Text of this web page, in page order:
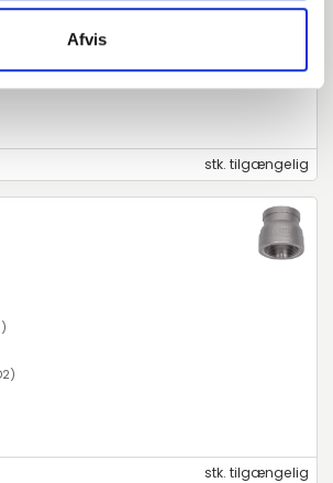
Afvis
stk. tilgængelig
stk. tilgængelig